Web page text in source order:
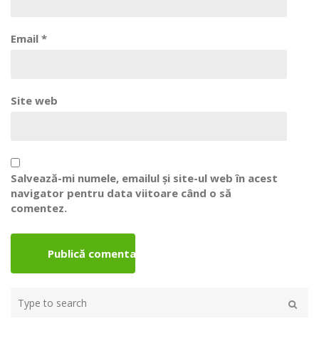
Email *
Site web
Salvează-mi numele, emailul și site-ul web în acest
navigator pentru data viitoare când o să
comentez.
your